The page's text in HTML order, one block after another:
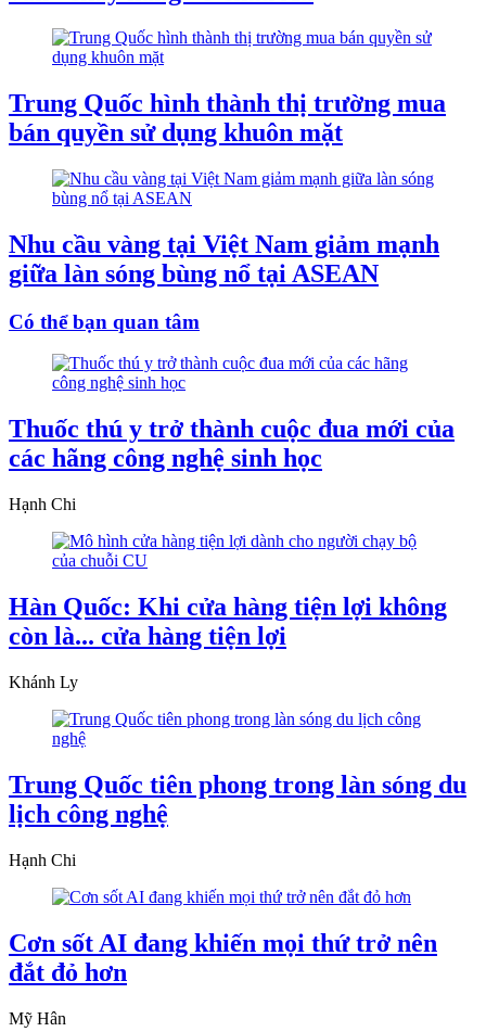
Trung Quốc hình thành thị trường mua
bán quyền sử dụng khuôn mặt
Nhu cầu vàng tại Việt Nam giảm mạnh
giữa làn sóng bùng nổ tại ASEAN
Có thể bạn quan tâm
Thuốc thú y trở thành cuộc đua mới của
các hãng công nghệ sinh học
Hạnh Chi
Hàn Quốc: Khi cửa hàng tiện lợi không
còn là... cửa hàng tiện lợi
Khánh Ly
Trung Quốc tiên phong trong làn sóng du
lịch công nghệ
Hạnh Chi
Cơn sốt AI đang khiến mọi thứ trở nên
đắt đỏ hơn
Mỹ Hân